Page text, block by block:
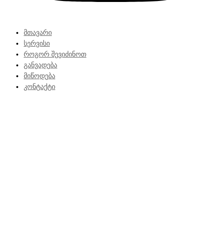
მთავარი
სერვისი
როგორ შევიძინოთ
განვადება
მიწოდება
კონტაქტი